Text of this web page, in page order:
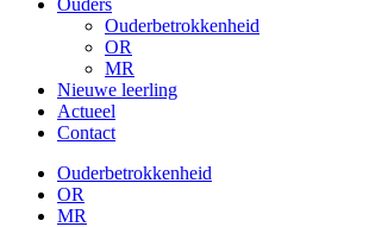
Ouders
Ouderbetrokkenheid
OR
MR
Nieuwe leerling
Actueel
Contact
Ouderbetrokkenheid
OR
MR